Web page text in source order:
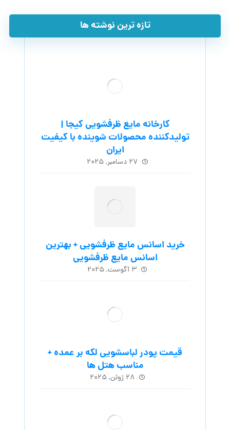
تازه ترین نوشته ها
کارخانه مایع ظرفشویی کیجا |
تولیدکننده محصولات شوینده با کیفیت
ایران
۲۷ دسامبر, ۲۰۲۵
خرید اسانس مایع ظرفشویی + بهترین
اسانس مایع ظرفشویی
۳ آگوست, ۲۰۲۵
قیمت پودر لباسشویی لکه بر عمده +
مناسب هتل ها
۲۸ ژوئن, ۲۰۲۵